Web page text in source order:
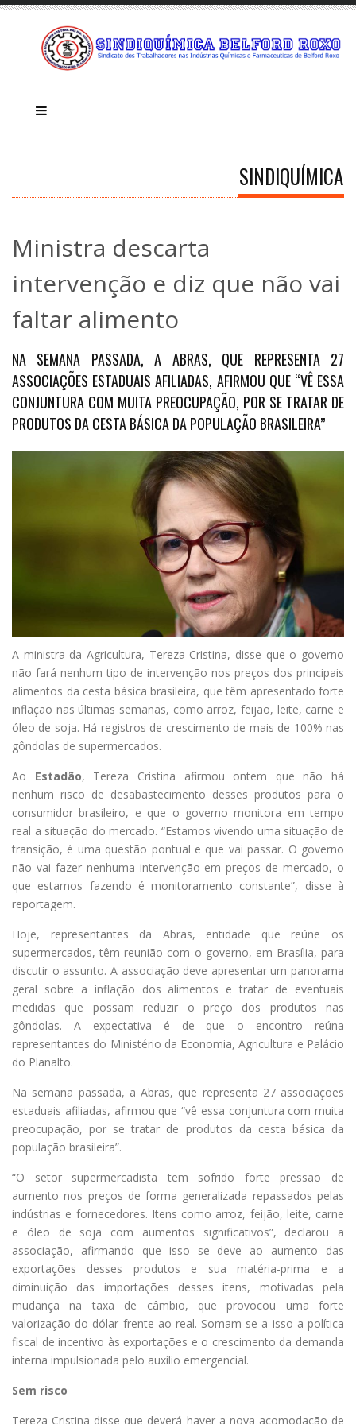
SINDIQUÍMICA
Ministra descarta
intervenção e diz que não vai
faltar alimento
NA SEMANA PASSADA, A ABRAS, QUE REPRESENTA 27
ASSOCIAÇÕES ESTADUAIS AFILIADAS, AFIRMOU QUE “VÊ ESSA
CONJUNTURA COM MUITA PREOCUPAÇÃO, POR SE TRATAR DE
PRODUTOS DA CESTA BÁSICA DA POPULAÇÃO BRASILEIRA”
A ministra da Agricultura, Tereza Cristina, disse que o governo
não fará nenhum tipo de intervenção nos preços dos principais
alimentos da cesta básica brasileira, que têm apresentado forte
inflação nas últimas semanas, como arroz, feijão, leite, carne e
óleo de soja. Há registros de crescimento de mais de 100% nas
gôndolas de supermercados.
Ao Estadão, Tereza Cristina afirmou ontem que não há
nenhum risco de desabastecimento desses produtos para o
consumidor brasileiro, e que o governo monitora em tempo
real a situação do mercado. “Estamos vivendo uma situação de
transição, é uma questão pontual e que vai passar. O governo
não vai fazer nenhuma intervenção em preços de mercado, o
que estamos fazendo é monitoramento constante”, disse à
reportagem.
Hoje, representantes da Abras, entidade que reúne os
supermercados, têm reunião com o governo, em Brasília, para
discutir o assunto. A associação deve apresentar um panorama
geral sobre a inflação dos alimentos e tratar de eventuais
medidas que possam reduzir o preço dos produtos nas
gôndolas. A expectativa é de que o encontro reúna
representantes do Ministério da Economia, Agricultura e Palácio
do Planalto.
Na semana passada, a Abras, que representa 27 associações
estaduais afiliadas, afirmou que “vê essa conjuntura com muita
preocupação, por se tratar de produtos da cesta básica da
população brasileira”.
“O setor supermercadista tem sofrido forte pressão de
aumento nos preços de forma generalizada repassados pelas
indústrias e fornecedores. Itens como arroz, feijão, leite, carne
e óleo de soja com aumentos significativos”, declarou a
associação, afirmando que isso se deve ao aumento das
exportações desses produtos e sua matéria-prima e a
diminuição das importações desses itens, motivadas pela
mudança na taxa de câmbio, que provocou uma forte
valorização do dólar frente ao real. Somam-se a isso a política
fiscal de incentivo às exportações e o crescimento da demanda
interna impulsionada pelo auxílio emergencial.
Sem risco
Tereza Cristina disse que deverá haver a nova acomodação de